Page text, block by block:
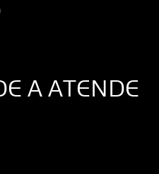
A ATENDE